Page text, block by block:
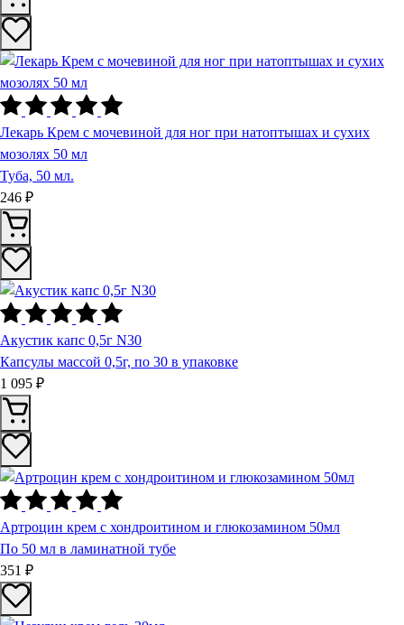
Лекарь Крем с мочевиной для ног при натоптышах и сухих
мозолях 50 мл
Туба, 50 мл.
246 ₽
Акустик капс 0,5г N30
Капсулы массой 0,5г, по 30 в упаковке
1 095 ₽
Артроцин крем с хондроитином и глюкозамином 50мл
По 50 мл в ламинатной тубе
351 ₽